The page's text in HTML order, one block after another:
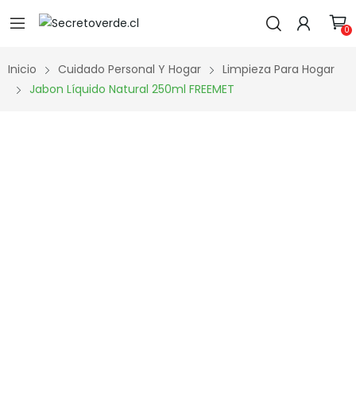
0
Inicio Cuidado Personal Y Hogar
Limpieza Para Hogar
Jabon Líquido Natural 250ml FREEMET